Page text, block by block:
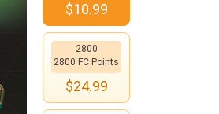
$10.99
2800
2800 FC Points
$24.99